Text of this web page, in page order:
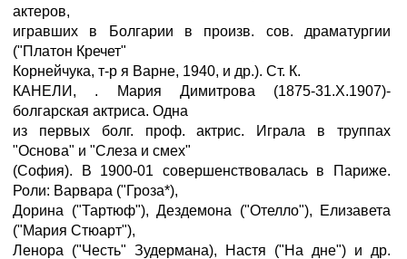
актеров,
игравших в Болгарии в произв. сов. драматургии
("Платон Кречет"
Корнейчука, т-р я Варне, 1940, и др.). Ст. К.
КАНЕЛИ, . Мария Димитрова (1875-31.X.1907)-
болгарская актриса. Одна
из первых болг. проф. актрис. Играла в труппах
"Основа" и "Слеза и смех"
(София). В 1900-01 совершенствовалась в Париже.
Роли: Варвара ("Гроза*),
Дорина ("Тартюф"), Дездемона ("Отелло"), Елизавета
("Мария Стюарт"),
Ленора ("Честь" Зудермана), Настя ("На дне") и др.